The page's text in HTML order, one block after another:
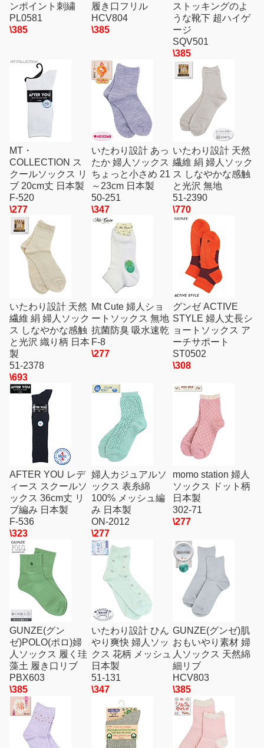
ンポイント刺繍
PL0581
\385
履き口フリル
HCV804
\385
ストッキングのよ
うな靴下 超ハイゲ
ージ
SQV501
\385
MT・
COLLECTION ス
クールソックス リ
ブ 20cm丈 日本製
F-520
\277
いたわり設計 あっ
たか 婦人ソックス
ちょっと小さめ 21
～23cm 日本製
50-251
\347
いたわり設計 天然
繊維 絹 婦人ソック
ス しなやかな感触
と光沢 無地
51-2390
\770
いたわり設計 天然
繊維 絹 婦人ソック
ス しなやかな感触
と光沢 織り柄 日本
製
51-2378
\693
Mt Cute 婦人ショ
ートソックス 無地
抗菌防臭 吸水速乾
F-8
\277
グンゼ ACTIVE
STYLE 婦人丈長シ
ョートソックス ア
ーチサポート
ST0502
\308
AFTER YOU レデ
ィース スクールソ
ックス 36cm丈 リ
ブ編み 日本製
F-536
\323
婦人カジュアルソ
ックス 表糸綿
100% メッシュ編
み 日本製
ON-2012
\277
momo station 婦人
ソックス ドット柄
日本製
302-71
\277
GUNZE(グン
ゼ)POLO(ポロ)婦
人ソックス 履く珪
藻土 履き口リブ
PBX603
\385
いたわり設計 ひん
やり爽快 婦人ソッ
クス 花柄 メッシュ
日本製
51-131
\347
GUNZE(グンゼ)肌
おもいやり素材 婦
人ソックス 天然綿
細リブ
HCV803
\385